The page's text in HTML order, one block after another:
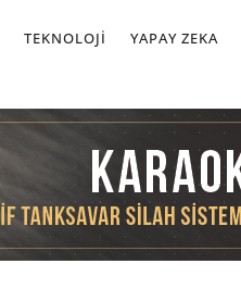
TEKNOLOJI YAPAY ZEKA